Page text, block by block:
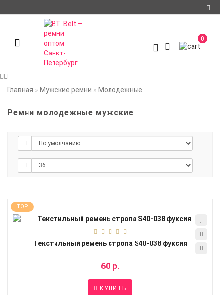
Авторизация
сотрудничества
конфиденциальности
0
Главная Мужские ремни Молодежные
Ремни молодежные мужские
TOP
Текстильный ремень стропа S40-038 фуксия
60 р.
КУПИТЬ